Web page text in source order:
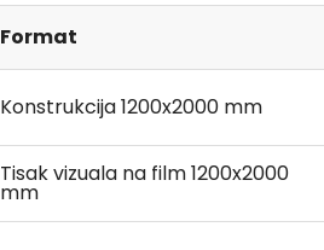
Format
Konstrukcija 1200x2000 mm
Tisak vizuala na film 1200x2000
mm